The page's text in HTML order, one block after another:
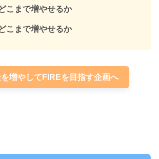
こまで増やせるか
こまで増やせるか
増やしてFIREを目指す企画へ